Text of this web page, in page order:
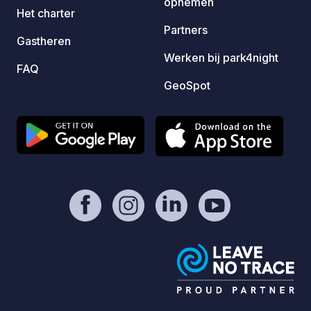
Het charter
Gastheren
FAQ
Partners
Werken bij park4night
GeoSpot